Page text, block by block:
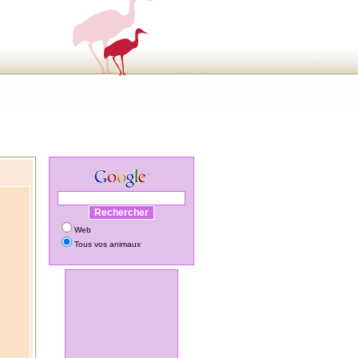
Web
Tous vos animaux